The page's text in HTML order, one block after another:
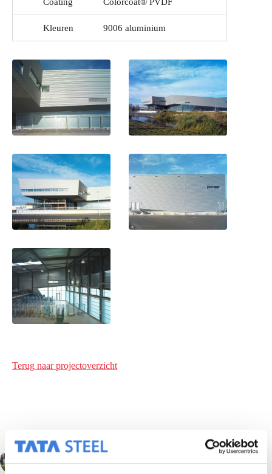
Coating Colorcoat® PVDF
Kleuren 9006 aluminium
Terug naar projectoverzicht
VORIGE VOLGENDE